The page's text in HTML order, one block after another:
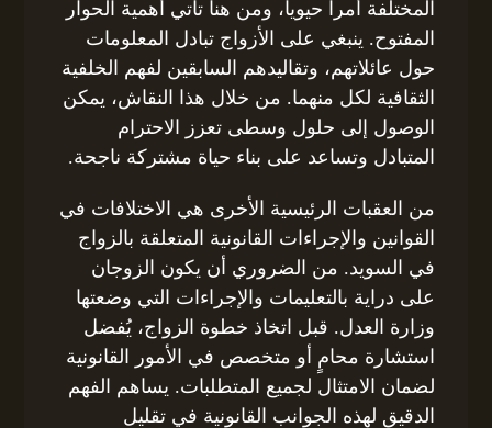
المختلفة أمراً حيوياً، ومن هنا تأتي أهمية الحوار
المفتوح. ينبغي على الأزواج تبادل المعلومات
حول عائلاتهم، وتقاليدهم السابقين لفهم الخلفية
الثقافية لكل منهما. من خلال هذا النقاش، يمكن
الوصول إلى حلول وسطى تعزز الاحترام
المتبادل وتساعد على بناء حياة مشتركة ناجحة.
من العقبات الرئيسية الأخرى هي الاختلافات في
القوانين والإجراءات القانونية المتعلقة بالزواج
في السويد. من الضروري أن يكون الزوجان
على دراية بالتعليمات والإجراءات التي وضعتها
وزارة العدل. قبل اتخاذ خطوة الزواج، يُفضل
استشارة محامٍ أو متخصص في الأمور القانونية
لضمان الامتثال لجميع المتطلبات. يساهم الفهم
الدقيق لهذه الجوانب القانونية في تقليل